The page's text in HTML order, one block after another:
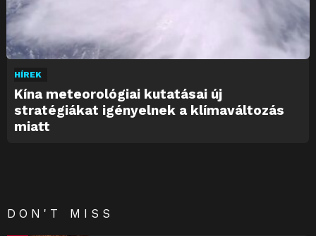
HÍREK
Kína meteorológiai kutatásai új
stratégiákat igényelnek a klímaváltozás
miatt
DON'T MISS